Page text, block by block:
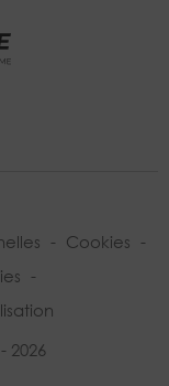
- Cookies -
-
2026